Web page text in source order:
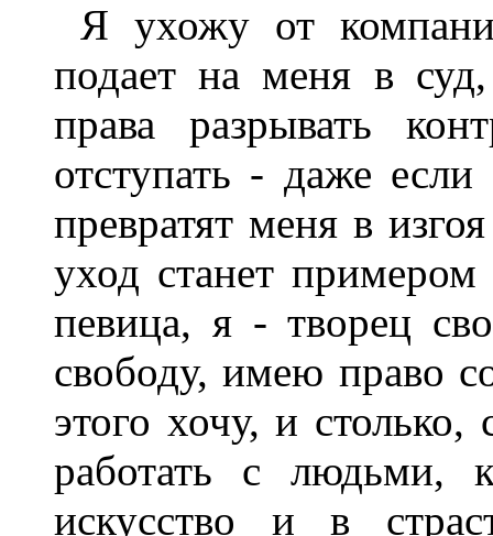
Я ухожу от
подает на меня в
права разрывать
отступать - даже
превратят меня в
уход станет
певица, я - творец
свободу, имею право
этого хочу, и
работать с людьми,
искусство и в